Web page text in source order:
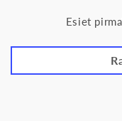
Esiet